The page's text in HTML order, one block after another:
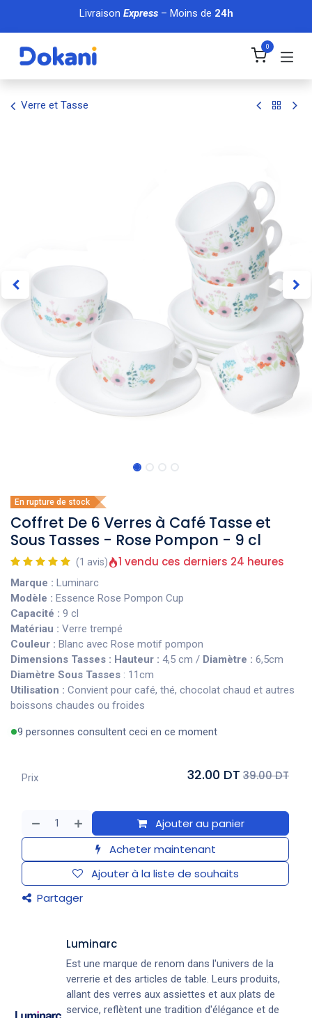
Se rendre au contenu
Livraison Express– Moins de 24h
0
Verre et Tasse
En rupture de stock
Coffret De 6 Verres à Café Tasse et
Sous Tasses - Rose Pompon - 9 cl
(1 avis) 1 vendu ces derniers 24 heures
Marque : Luminarc
Modèle : Essence Rose Pompon Cup
Capacité : 9 cl
Matériau : Verre trempé
Couleur : Blanc avec Rose motif pompon
Dimensions Tasses : Hauteur : 4,5 cm / Diamètre : 6,5cm
Diamètre Sous Tasses : 11cm
Utilisation : Convient pour café, thé, chocolat chaud et autres
boissons chaudes ou froides
9 personnes consultent ceci en ce moment
Ajouter au panier
Acheter maintenant
Ajouter à la liste de souhaits
Partager
Prix 32.00 DT 39.00 DT
Luminarc
Est une marque de renom dans l'univers de la
verrerie et des articles de table. Leurs produits,
allant des verres aux assiettes et aux plats de
service, reflètent une tradition d'élégance et de